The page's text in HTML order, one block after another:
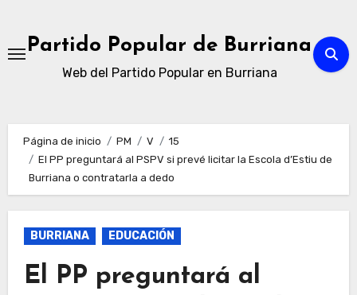
contenidoPartido Popular de Burriana
Web del Partido Popular en Burriana
Página de inicio PM V
15
El PP preguntará al PSPV si prevé licitar la Escola d’Estiu de
Burriana o contratarla a dedo
BURRIANA EDUCACIÓN
El PP preguntará al